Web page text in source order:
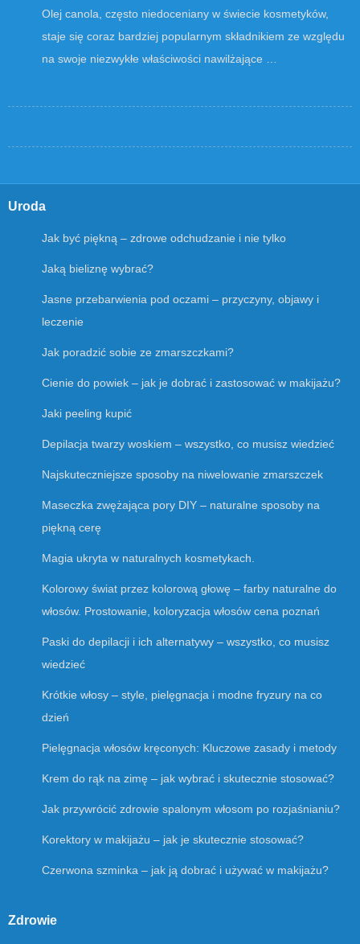
Olej canola, często niedoceniany w świecie kosmetyków,
staje się coraz bardziej popularnym składnikiem ze względu
na swoje niezwykłe właściwości nawilżające …
Uroda
Jak być piękną – zdrowe odchudzanie i nie tylko
Jaką bieliznę wybrać?
Jasne przebarwienia pod oczami – przyczyny, objawy i
leczenie
Jak poradzić sobie ze zmarszczkami?
Cienie do powiek – jak je dobrać i zastosować w makijażu?
Jaki peeling kupić
Depilacja twarzy woskiem – wszystko, co musisz wiedzieć
Najskuteczniejsze sposoby na niwelowanie zmarszczek
Maseczka zwężająca pory DIY – naturalne sposoby na
piękną cerę
Magia ukryta w naturalnych kosmetykach.
Kolorowy świat przez kolorową głowę – farby naturalne do
włosów. Prostowanie, koloryzacja włosów cena poznań
Paski do depilacji i ich alternatywy – wszystko, co musisz
wiedzieć
Krótkie włosy – style, pielęgnacja i modne fryzury na co
dzień
Pielęgnacja włosów kręconych: Kluczowe zasady i metody
Krem do rąk na zimę – jak wybrać i skutecznie stosować?
Jak przywrócić zdrowie spalonym włosom po rozjaśnianiu?
Korektory w makijażu – jak je skutecznie stosować?
Czerwona szminka – jak ją dobrać i używać w makijażu?
Zdrowie